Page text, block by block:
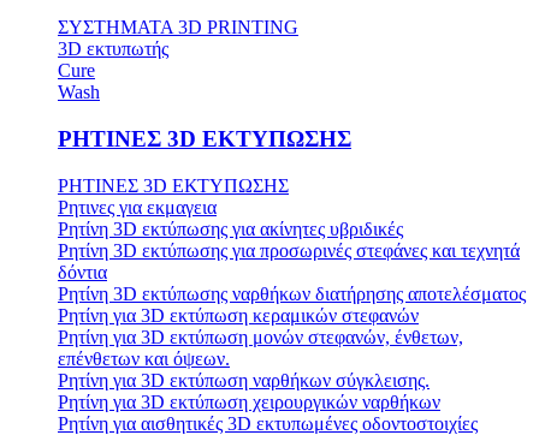
ΣΥΣΤΗΜΑΤΑ 3D PRINTING
3D εκτυπωτής
Cure
Wash
ΡΗΤΙΝΕΣ 3D ΕΚΤΥΠΩΣΗΣ
ΡΗΤΙΝΕΣ 3D ΕΚΤΥΠΩΣΗΣ
Ρητινες για εκμαγεια
Ρητίνη 3D εκτύπωσης για ακίνητες υβριδικές
Ρητίνη 3D εκτύπωσης για προσωρινές στεφάνες και τεχνητά
δόντια
Ρητίνη 3D εκτύπωσης ναρθήκων διατήρησης αποτελέσματος
Ρητίνη για 3D εκτύπωση κεραμικών στεφανών
Ρητίνη για 3D εκτύπωση μονών στεφανών, ένθετων,
επένθετων και όψεων.
Ρητίνη για 3D εκτύπωση ναρθήκων σύγκλεισης.
Ρητίνη για 3D εκτύπωση χειρουργικών ναρθήκων
Ρητίνη για αισθητικές 3D εκτυπωμένες οδοντοστοιχίες